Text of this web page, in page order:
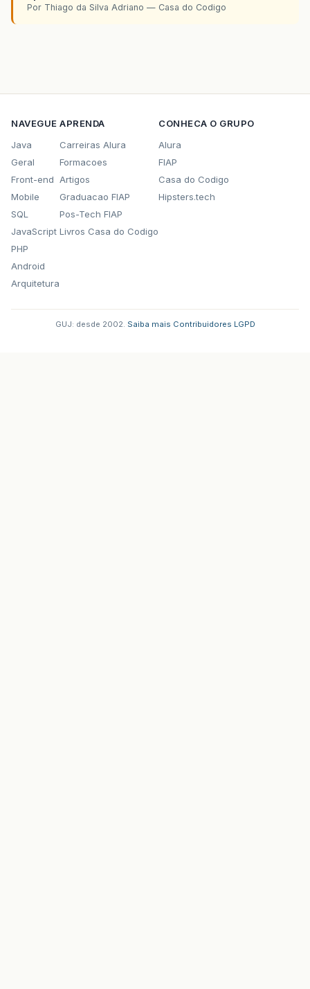
Por Thiago da Silva Adriano — Casa do Codigo
NAVEGUE
Java
Geral
Front-end
Mobile
SQL
JavaScript
PHP
Android
Arquitetura
APRENDA
Carreiras Alura
Formacoes
Artigos
Graduacao FIAP
Pos-Tech FIAP
Livros Casa do Codigo
CONHECA O GRUPO
Alura
FIAP
Casa do Codigo
Hipsters.tech
GUJ: desde 2002. Saiba mais Contribuidores LGPD